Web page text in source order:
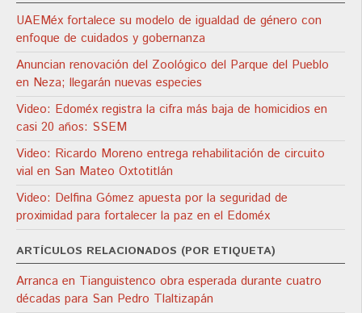
UAEMéx fortalece su modelo de igualdad de género con
enfoque de cuidados y gobernanza
Anuncian renovación del Zoológico del Parque del Pueblo
en Neza; llegarán nuevas especies
Video: Edoméx registra la cifra más baja de homicidios en
casi 20 años: SSEM
Video: Ricardo Moreno entrega rehabilitación de circuito
vial en San Mateo Oxtotitlán
Video: Delfina Gómez apuesta por la seguridad de
proximidad para fortalecer la paz en el Edoméx
ARTÍCULOS RELACIONADOS (POR ETIQUETA)
Arranca en Tianguistenco obra esperada durante cuatro
décadas para San Pedro Tlaltizapán